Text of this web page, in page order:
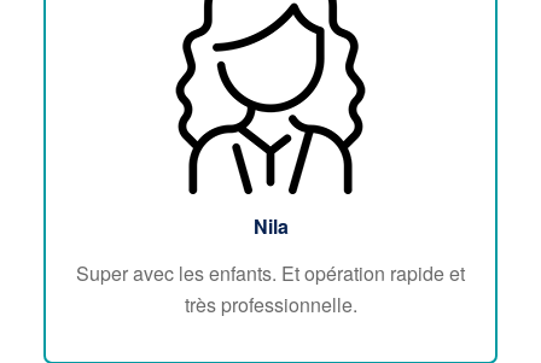
Nila
Super avec les enfants. Et opération rapide et
très professionnelle.